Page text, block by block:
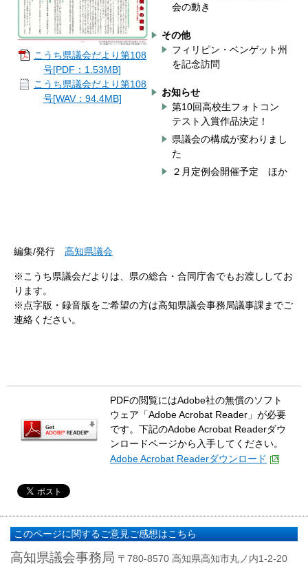
こうち県議会だより第108
号[PDF：1.53MB]
こうち県議会だより第108
号[WAV：94.4MB]
会の動き
その他
フィリピン・ベンゲット州
を記念訪問
お知らせ
第10回高校生フォトコン
テスト入賞作品決定！
県議会の構成が変わりまし
た
２月定例会開催予定 ほか
編集/発行 高知県議会
※こうち県議会だよりは、県の総合・合同庁舎でもお渡ししてお
ります。
※点字版・録音版をご希望の方は高知県議会事務局議事課までご
連絡ください。
PDFの閲覧にはAdobe社の無償のソフト
ウェア「Adobe Acrobat Reader」が必要
です。下記のAdobe Acrobat Readerダウ
ンロードページから入手してください。
Adobe Acrobat Readerダウンロード
このページに関するご意見ご感想はこちら
高知県議会事務局 〒780-8570 高知県高知市丸ノ内1-2-20